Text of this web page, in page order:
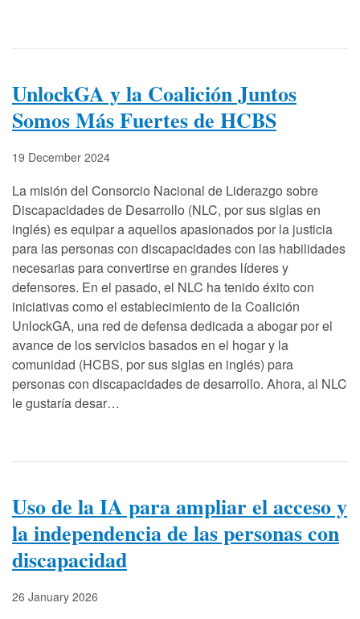
UnlockGA y la Coalición Juntos
Somos Más Fuertes de HCBS
19 December 2024
La misión del Consorcio Nacional de Liderazgo sobre
Discapacidades de Desarrollo (NLC, por sus siglas en
inglés) es equipar a aquellos apasionados por la justicia
para las personas con discapacidades con las habilidades
necesarias para convertirse en grandes líderes y
defensores. En el pasado, el NLC ha tenido éxito con
iniciativas como el establecimiento de la Coalición
UnlockGA, una red de defensa dedicada a abogar por el
avance de los servicios basados en el hogar y la
comunidad (HCBS, por sus siglas en inglés) para
personas con discapacidades de desarrollo. Ahora, al NLC
le gustaría desar…
Uso de la IA para ampliar el acceso y
la independencia de las personas con
discapacidad
26 January 2026